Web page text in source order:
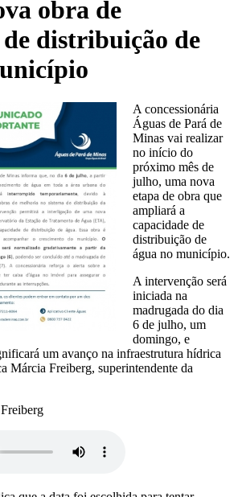
obra de
distribuição de
A concessionária
Águas de Pará de
Minas vai realizar
no início do
próximo mês de
julho, uma nova
etapa de obra que
ampliará a
capacidade de
distribuição de
água no município.
A intervenção será
iniciada na
madrugada do dia
6 de julho, um
domingo, e
um avanço na infraestrutura hídrica
Márcia Freiberg, superintendente da